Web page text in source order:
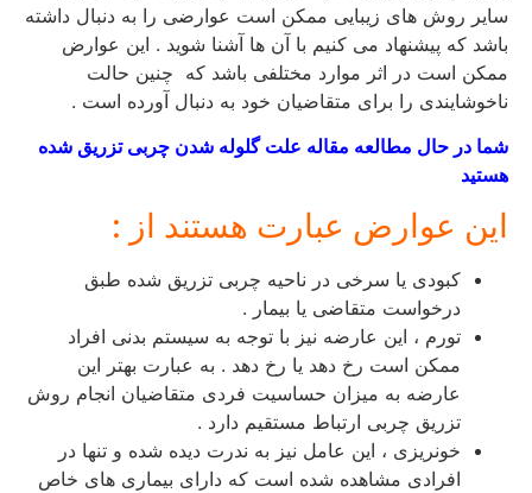
سایر روش های زیبایی ممکن است عوارضی را به دنبال داشته
باشد که پیشنهاد می کنیم با آن ها آشنا شوید . این عوارض
ممکن است در اثر موارد مختلفی باشد که چنین حالت
ناخوشایندی را برای متقاضیان خود به دنبال آورده است .
شما در حال مطالعه مقاله علت گلوله شدن چربی تزریق شده
هستید
این عوارض عبارت هستند از :
کبودی یا سرخی در ناحیه چربی تزریق شده طبق
درخواست متقاضی یا بیمار .
تورم ، این عارضه نیز با توجه به سیستم بدنی افراد
ممکن است رخ دهد یا رخ دهد . به عبارت بهتر این
عارضه به میزان حساسیت فردی متقاضیان انجام روش
تزریق چربی ارتباط مستقیم دارد .
خونریزی ، این عامل نیز به ندرت دیده شده و تنها در
افرادی مشاهده شده است که دارای بیماری های خاص